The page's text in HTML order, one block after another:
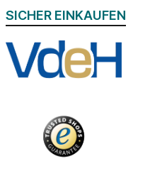
SICHER EINKAUFEN